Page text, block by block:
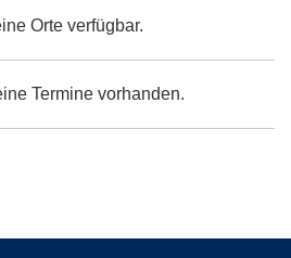
Orte verfügbar.
Termine vorhanden.